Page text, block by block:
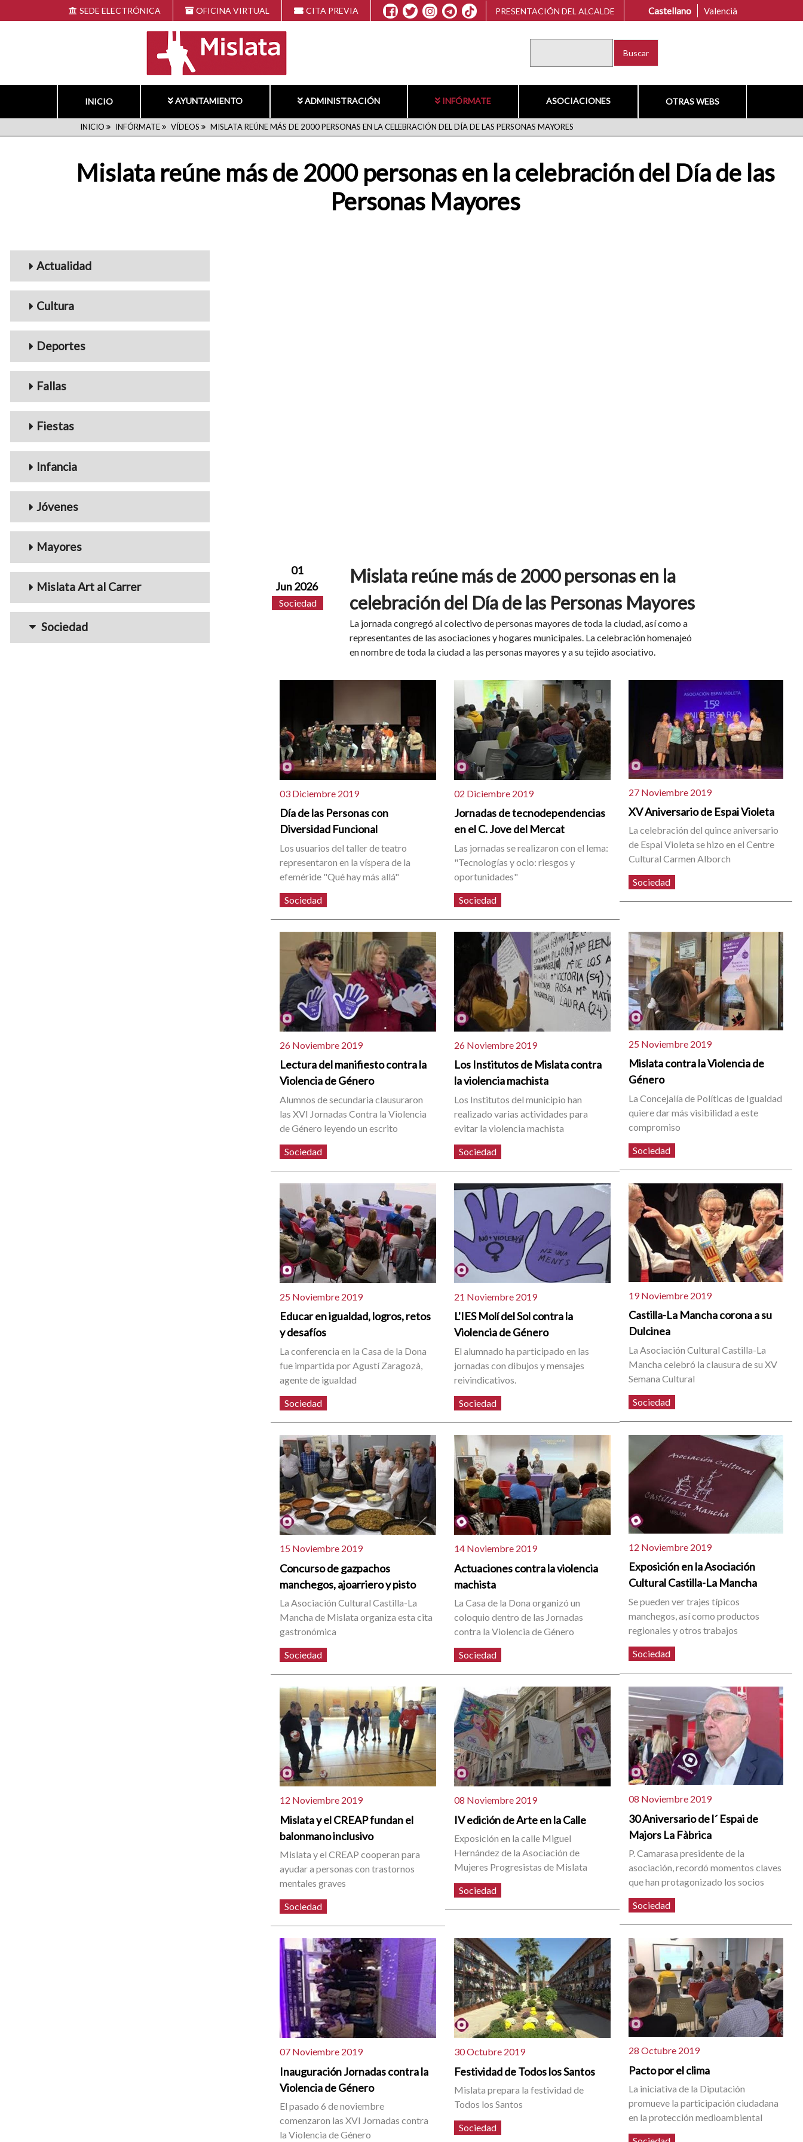
al
SEDE ELECTRÓNICA OFICINA VIRTUAL CITA PREVIA PRESENTACIÓN DEL ALCALDE Castellano Valencià
INICIO AYUNTAMIENTO ADMINISTRACIÓN INFÓRMATE ASOCIACIONES OTRAS WEBS
RUTA
DE
INICIO INFÓRMATE VÍDEOS MISLATA REÚNE MÁS DE 2000 PERSONAS EN LA CELEBRACIÓN DEL DÍA DE LAS PERSONAS MAYORES
Mislata reúne más de 2000 personas en la celebración del Día de las
Personas Mayores
Menu_Videos
Actualidad
Cultura
Deportes
Fallas
Fiestas
Infancia
Jóvenes
Mayores
Mislata Art al Carrer
Sociedad
01
Jun 2026
Sociedad
Mislata reúne más de 2000 personas en la
celebración del Día de las Personas Mayores
La jornada congregó al colectivo de personas mayores de toda la ciudad, así como a
representantes de las asociaciones y hogares municipales. La celebración homenajeó
en nombre de toda la ciudad a las personas mayores y a su tejido asociativo.
03 Diciembre 2019
Día de las Personas con
Diversidad Funcional
Los usuarios del taller de teatro
representaron en la víspera de la
efeméride "Qué hay más allá"
Sociedad
02 Diciembre 2019
Jornadas de tecnodependencias
en el C. Jove del Mercat
Las jornadas se realizaron con el lema:
"Tecnologías y ocio: riesgos y
oportunidades"
Sociedad
27 Noviembre 2019
XV Aniversario de Espai Violeta
La celebración del quince aniversario
de Espai Violeta se hizo en el Centre
Cultural Carmen Alborch
Sociedad
26 Noviembre 2019
Lectura del manifiesto contra la
Violencia de Género
Alumnos de secundaria clausuraron
las XVI Jornadas Contra la Violencia
de Género leyendo un escrito
Sociedad
26 Noviembre 2019
Los Institutos de Mislata contra
la violencia machista
Los Institutos del municipio han
realizado varias actividades para
evitar la violencia machista
Sociedad
25 Noviembre 2019
Mislata contra la Violencia de
Género
La Concejalía de Políticas de Igualdad
quiere dar más visibilidad a este
compromiso
Sociedad
25 Noviembre 2019
Educar en igualdad, logros, retos
y desafíos
La conferencia en la Casa de la Dona
fue impartida por Agustí Zaragozà,
agente de igualdad
Sociedad
21 Noviembre 2019
L'IES Molí del Sol contra la
Violencia de Género
El alumnado ha participado en las
jornadas con dibujos y mensajes
reivindicativos.
Sociedad
19 Noviembre 2019
Castilla-La Mancha corona a su
Dulcinea
La Asociación Cultural Castilla-La
Mancha celebró la clausura de su XV
Semana Cultural
Sociedad
15 Noviembre 2019
Concurso de gazpachos
manchegos, ajoarriero y pisto
La Asociación Cultural Castilla-La
Mancha de Mislata organiza esta cita
gastronómica
Sociedad
14 Noviembre 2019
Actuaciones contra la violencia
machista
La Casa de la Dona organizó un
coloquio dentro de las Jornadas
contra la Violencia de Género
Sociedad
12 Noviembre 2019
Exposición en la Asociación
Cultural Castilla-La Mancha
Se pueden ver trajes típicos
manchegos, así como productos
regionales y otros trabajos
Sociedad
12 Noviembre 2019
Mislata y el CREAP fundan el
balonmano inclusivo
Mislata y el CREAP cooperan para
ayudar a personas con trastornos
mentales graves
Sociedad
08 Noviembre 2019
IV edición de Arte en la Calle
Exposición en la calle Miguel
Hernández de la Asociación de
Mujeres Progresistas de Mislata
Sociedad
08 Noviembre 2019
30 Aniversario de l´ Espai de
Majors La Fàbrica
P. Camarasa presidente de la
asociación, recordó momentos claves
que han protagonizado los socios
Sociedad
07 Noviembre 2019
Inauguración Jornadas contra la
Violencia de Género
El pasado 6 de noviembre
comenzaron las XVI Jornadas contra
la Violencia de Género
30 Octubre 2019
Festividad de Todos los Santos
Mislata prepara la festividad de
Todos los Santos
Sociedad
28 Octubre 2019
Pacto por el clima
La iniciativa de la Diputación
promueve la participación ciudadana
en la protección medioambiental